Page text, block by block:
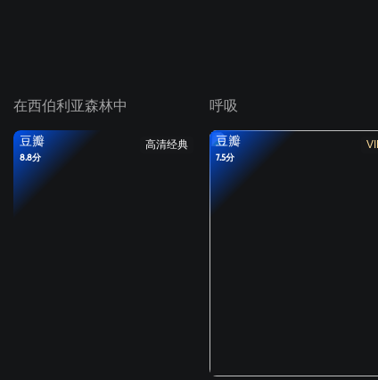
在西伯利亚森林中 呼吸
高清经典
豆瓣
8.8分
豆瓣
7.5分